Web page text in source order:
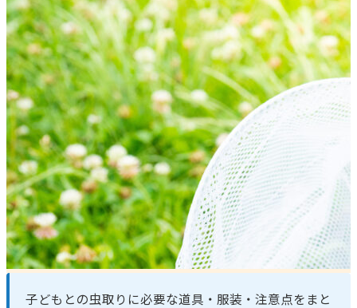
子どもとの虫取りに必要な道具・服装・注意点をまと